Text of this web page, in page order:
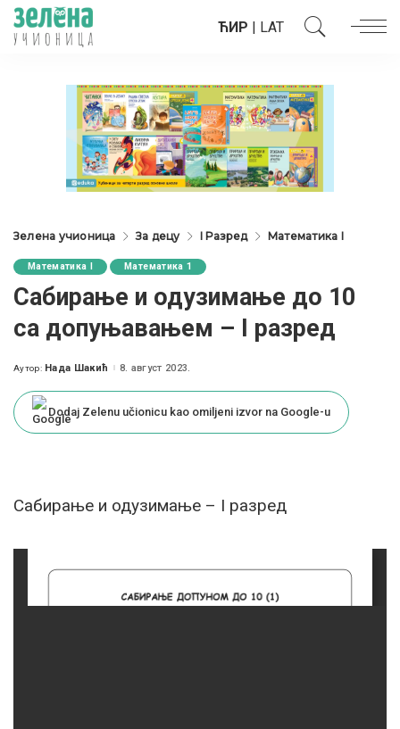
ЋИР | LAT
Зелена учионица За децу I Разред Математика I
Математика I Математика 1
Сабирање и одузимање до 10
са допуњавањем – I разред
Posted
Аутор: Нада Шакић 8. август 2023.
Dodaj Zelenu učionicu kao omiljeni izvor na Google-u
Сабирање и одузимање – I разред